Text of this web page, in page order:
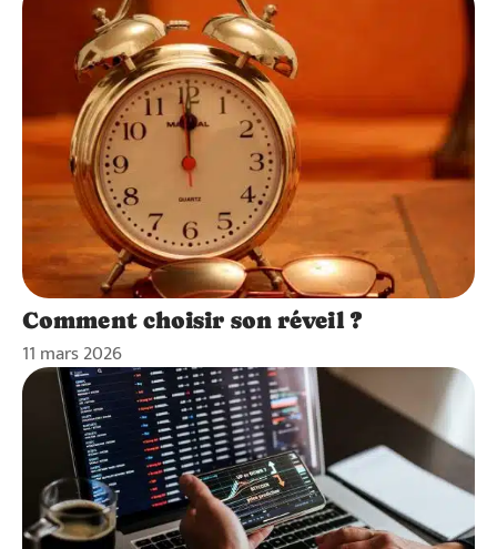
Comment choisir son réveil ?
11 mars 2026